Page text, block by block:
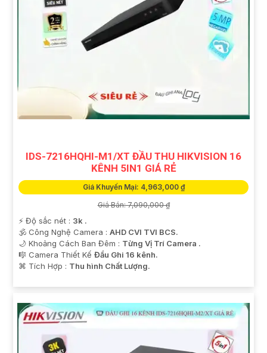
IDS-7216HQHI-M1/XT ĐẦU THU HIKVISION 16
KÊNH 5IN1 GIÁ RẺ
Giá Khuyến Mại: 4,963,000 ₫
Giá Bán: 7,090,000 ₫
️⚡ Độ sắc nét : 3k .
🕉️ Công Nghệ Camera : AHD CVI TVI BCS.
🌙 Khoảng Cách Ban Đêm : Từng Vị Trí Camera .
🎼️ Camera Thiết Kế Đầu Ghi 16 kênh.
️⌘ Tích Hợp : Thu hình Chất Lượng.